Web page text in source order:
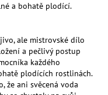
a bohatě plodící.
ale mistrovské dílo
a pečlivý postup
každého
plodících rostlinách.
že ani svěcená voda